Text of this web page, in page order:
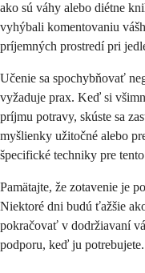
ako sú váhy alebo diétne
vyhýbali komentovaniu
príjemných prostredí pri
Učenie sa spochybňovať
vyžaduje prax. Keď si
príjmu potravy, skúste sa
myšlienky užitočné alebo
špecifické techniky pre
Pamätajte, že zotavenie je
Niektoré dni budú ťažšie
pokračovať v dodržiavaní
podporu, keď ju potrebujete.